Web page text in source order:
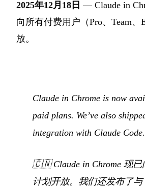
2025年12月18日 — Claude in
向所有付费用户（Pro、Team、
放。
Claude in Chrome is now
paid plans. We’ve also
integration with Claude Code.
🇨🇳Claude in Chrome 现
计划开放。我们还发布了与